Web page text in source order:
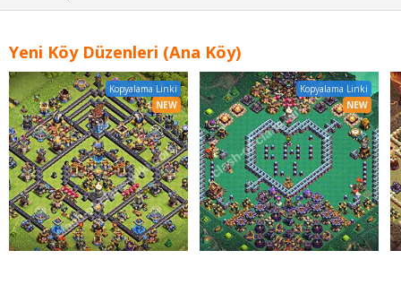
Yeni Köy Düzenleri (Ana Köy)
Kopyalama Linki
NEW
Kopyalama Linki
NEW